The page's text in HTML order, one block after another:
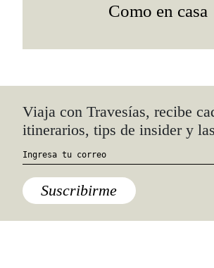
Como en casa
hola@travesiasmedia.com